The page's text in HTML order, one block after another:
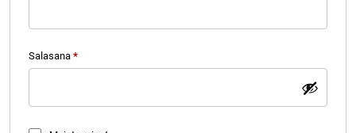
Salasana*Vaaditaan